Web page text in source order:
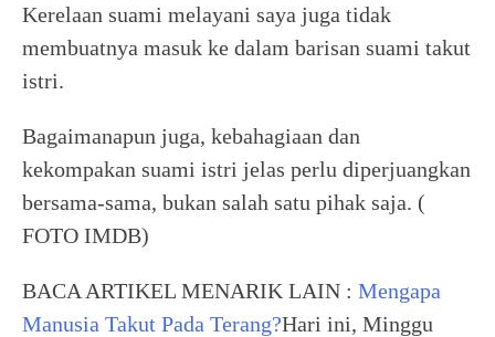
Kerelaan suami melayani saya juga tidak
membuatnya masuk ke dalam barisan suami takut
istri.
Bagaimanapun juga, kebahagiaan dan
kekompakan suami istri jelas perlu diperjuangkan
bersama-sama, bukan salah satu pihak saja. (
FOTO IMDB)
BACA ARTIKEL MENARIK LAIN : Mengapa
Manusia Takut Pada Terang?Hari ini, Minggu